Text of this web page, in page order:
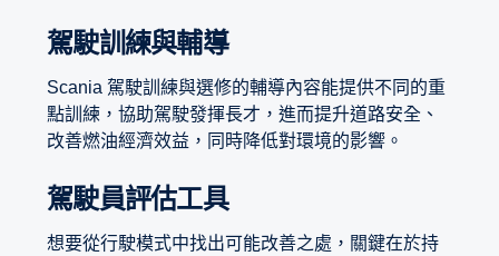
駕駛訓練與輔導
Scania 駕駛訓練與選修的輔導內容能提供不同的重
點訓練，協助駕駛發揮長才，進而提升道路安全、
改善燃油經濟效益，同時降低對環境的影響。
駕駛員評估工具
想要從行駛模式中找出可能改善之處，關鍵在於持